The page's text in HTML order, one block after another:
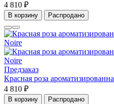
4 810 ₽
В корзину Распродано
Предзаказ
Красная роза
4 810 ₽
В корзину Распродано